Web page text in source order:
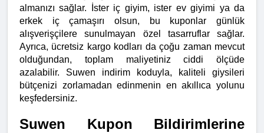
almanızı sağlar. İster iç giyim, ister ev giyimi ya da
erkek iç çamaşırı olsun, bu kuponlar günlük
alışverişçilere sunulmayan özel tasarruflar sağlar.
Ayrıca, ücretsiz kargo kodları da çoğu zaman mevcut
olduğundan, toplam maliyetiniz ciddi ölçüde
azalabilir. Suwen indirim koduyla, kaliteli giysileri
bütçenizi zorlamadan edinmenin en akıllıca yolunu
keşfedersiniz.
Suwen Kupon Bildirimlerine